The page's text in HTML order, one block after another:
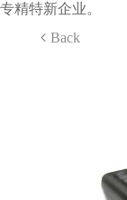
专精特新企业。
Back